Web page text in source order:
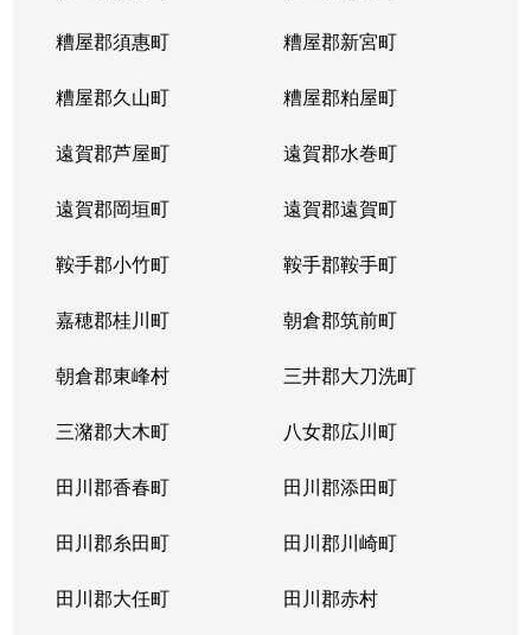
糟屋郡須惠町 糟屋郡新宮町
糟屋郡久山町 糟屋郡粕屋町
遠賀郡芦屋町 遠賀郡水巻町
遠賀郡岡垣町 遠賀郡遠賀町
鞍手郡小竹町 鞍手郡鞍手町
嘉穂郡桂川町 朝倉郡筑前町
朝倉郡東峰村 三井郡大刀洗町
三潴郡大木町 八女郡広川町
田川郡香春町 田川郡添田町
田川郡糸田町 田川郡川崎町
田川郡大任町 田川郡赤村